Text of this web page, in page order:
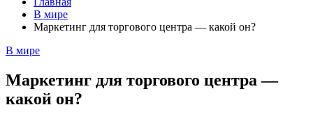
В мире
Маркетинг для торгового центра — какой он?
В мире
Маркетинг для торгового центра —
какой он?